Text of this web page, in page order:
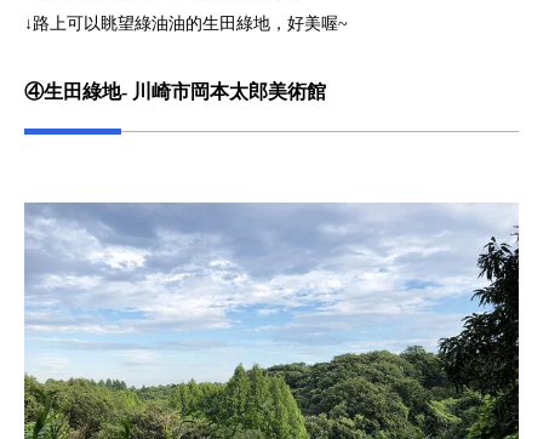
↓路上可以眺望綠油油的生田綠地，好美喔~
④生田綠地- 川崎市岡本太郎美術館